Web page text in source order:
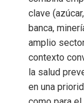
clave
banca,
amplio
contexto
la salud
en una